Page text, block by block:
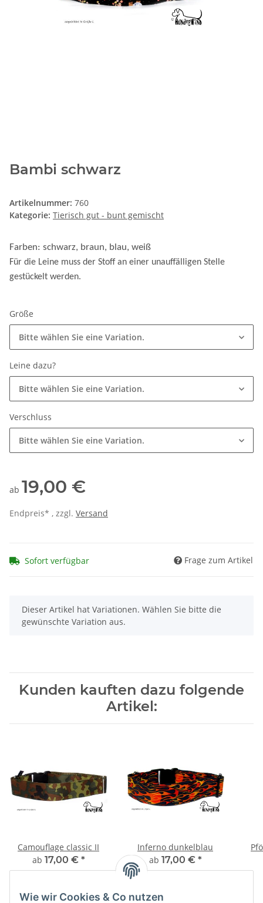
Bambi schwarz
Artikelnummer: 760
Kategorie: Tierisch gut - bunt gemischt
Farben: schwarz, braun, blau, weiß
Für die Leine muss der Stoff an einer unauffälligen Stelle
gestückelt werden.
Größe
Bitte wählen Sie eine Variation.
Leine dazu?
Bitte wählen Sie eine Variation.
Verschluss
Bitte wählen Sie eine Variation.
ab 19,00 €
Endpreis* , zzgl. Versand
Sofort verfügbar Frage zum Artikel
x
Dieser Artikel hat Variationen. Wählen Sie bitte die
gewünschte Variation aus.
Kunden kauften dazu folgende
Artikel:
Camouflage classic II
ab 17,00 € *
Inferno dunkelblau
ab 17,00 € *
Wie wir Cookies & Co nutzen